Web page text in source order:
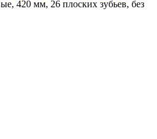
420 мм, 26 плоских зубьев, без